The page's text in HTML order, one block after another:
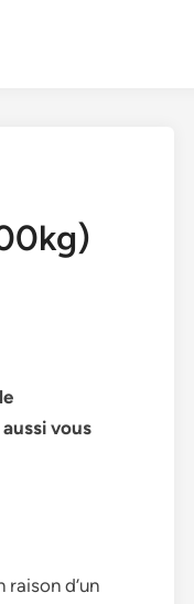
vous
d’un